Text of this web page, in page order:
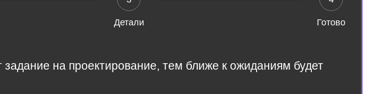
Детали Готово
на проектирование, тем ближе к ожиданиям будет